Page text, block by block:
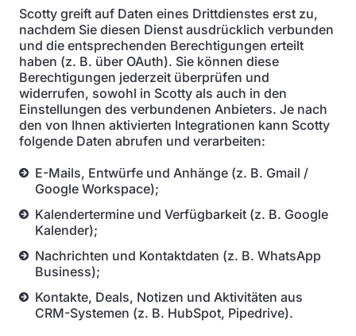
Scotty greift auf Daten eines Drittdienstes erst zu,
nachdem Sie diesen Dienst ausdrücklich verbunden
und die entsprechenden Berechtigungen erteilt
haben (z. B. über OAuth). Sie können diese
Berechtigungen jederzeit überprüfen und
widerrufen, sowohl in Scotty als auch in den
Einstellungen des verbundenen Anbieters. Je nach
den von Ihnen aktivierten Integrationen kann Scotty
folgende Daten abrufen und verarbeiten:
E-Mails, Entwürfe und Anhänge (z. B. Gmail /
Google Workspace);
Kalendertermine und Verfügbarkeit (z. B. Google
Kalender);
Nachrichten und Kontaktdaten (z. B. WhatsApp
Business);
Kontakte, Deals, Notizen und Aktivitäten aus
CRM-Systemen (z. B. HubSpot, Pipedrive).